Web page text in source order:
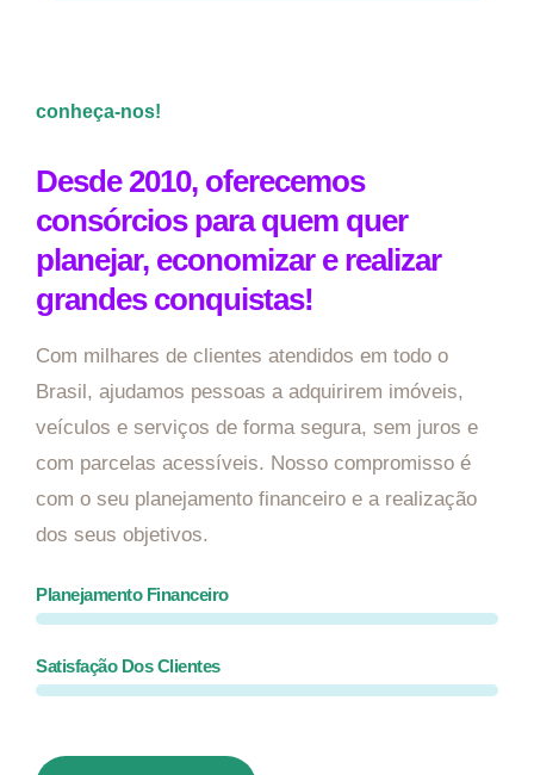
conheça-nos!
Desde 2010, oferecemos
consórcios para quem quer
planejar, economizar e realizar
grandes conquistas!
Com milhares de clientes atendidos em todo o
Brasil, ajudamos pessoas a adquirirem imóveis,
veículos e serviços de forma segura, sem juros e
com parcelas acessíveis. Nosso compromisso é
com o seu planejamento financeiro e a realização
dos seus objetivos.
Planejamento Financeiro
Satisfação Dos Clientes